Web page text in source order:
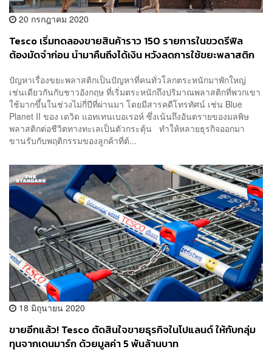
20 กรกฎาคม 2020
Tesco เริ่มทดลองขายสินค้าราว 150 รายการในขวดรีฟิล
ต้องมัดจำก่อน นำมาคืนถึงได้เงิน หวังลดการใช้ขยะพลาสติก
ปัญหาเรื่องขยะพลาสติกเป็นปัญหาที่คนทั่วโลกตระหนักมาพักใหญ่
เช่นเดียวกันกับชาวอังกฤษ ที่เริ่มตระหนักถึงปริมาณพลาสติกที่พวกเขา
ใช้มากขึ้นในช่วงไม่กี่ปีที่ผ่านมา โดยมีสารคดีโทรทัศน์ เช่น Blue
Planet II ของ เดวิด แอทเทนเบอเรอห์ ซึ่งเน้นถึงอันตรายของมลพิษ
พลาสติกต่อชีวิตทางทะเลเป็นตัวกระตุ้น ทำให้หลายธุรกิจออกมา
ขานรับกับพฤติกรรมของลูกค้าที่ต้...
18 มิถุนายน 2020
ขายอีกแล้ว! Tesco ตัดสินใจขายธุรกิจในโปแลนด์ ให้กับกลุ่ม
ทุนจากเดนมาร์ก ด้วยมูลค่า 5 พันล้านบาท